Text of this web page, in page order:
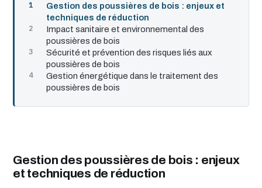
Gestion des poussières de bois : enjeux et
techniques de réduction
Impact sanitaire et environnemental des
poussières de bois
Sécurité et prévention des risques liés aux
poussières de bois
Gestion énergétique dans le traitement des
poussières de bois
Gestion des poussières de bois : enjeux
et techniques de réduction